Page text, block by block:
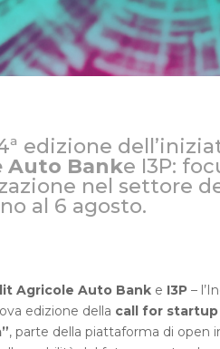
edizione
Auto Banke I3P:
nel settore
al 6 agosto.
Agricole Auto Bank e I3P –
edizione della call for startup
, parte della piattaforma di open